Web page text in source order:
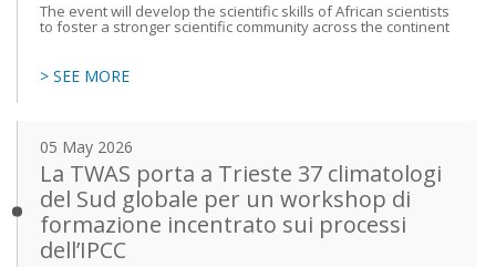
The event will develop the scientific skills of African scientists
to foster a stronger scientific community across the continent
> SEE MORE
05 May 2026
La TWAS porta a Trieste 37 climatologi
del Sud globale per un workshop di
formazione incentrato sui processi
dell’IPCC